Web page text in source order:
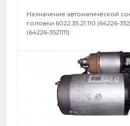
Назначение автоматической
головки 6022.35.21.110 (64226-
(64226-3521111)